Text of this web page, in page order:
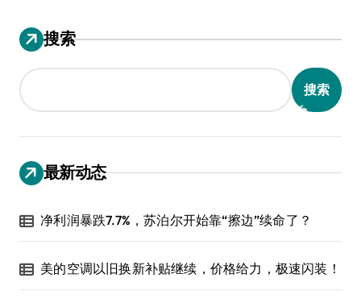
搜索
搜索
最新动态
净利润暴跌7.7%，苏泊尔开始靠“擦边”续命了？
美的空调以旧换新补贴继续，价格给力，极速闪装！